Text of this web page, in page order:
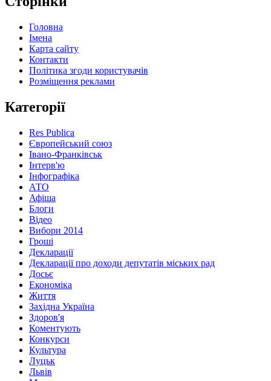
Головна
Імена
Карта сайту
Контакти
Політика згоди користувачів
Розміщення реклами
Категорії
Res Publica
Європейський союз
Івано-Франківськ
Інтерв'ю
Інфографіка
АТО
Афіша
Блоги
Відео
Вибори 2014
Гроші
Декларації
Декларації про доходи депутатів міських рад
Досьє
Економіка
Життя
Західна Україна
Здоров'я
Коментують
Конкурси
Культура
Луцьк
Львів